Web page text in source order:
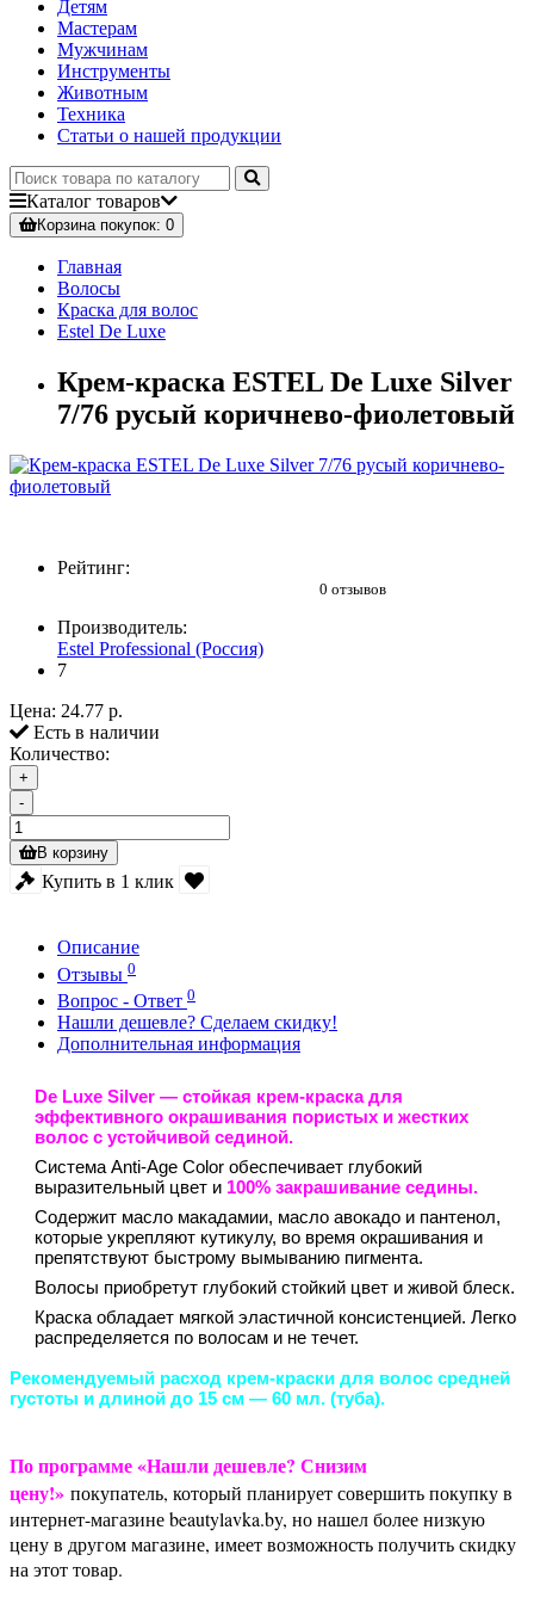
Детям
Мастерам
Мужчинам
Инструменты
Животным
Техника
Статьи о нашей продукции
Каталог товаров
Корзинапокупок: 0
Главная
Волосы
Краска для волос
Estel De Luxe
Крем-краска ESTEL De Luxe Silver
7/76 русый коричнево-фиолетовый
Рейтинг:
0 отзывов
Производитель:
Estel Professional (Россия)
7
Цена: 24.77 р.
Есть в наличии
Количество:
+
-
В корзину
Купить в 1 клик
Описание
Отзывы 0
Вопрос - Ответ 0
Нашли дешевле? Сделаем скидку!
Дополнительная информация
De Luxe Silver — стойкая крем-краска для
эффективного окрашивания пористых и жестких
волос с устойчивой сединой.
Система Anti-Age Color обеспечивает глубокий
выразительный цвет и 100% закрашивание седины.
Содержит масло макадамии, масло авокадо и пантенол,
которые укрепляют кутикулу, во время окрашивания и
препятствуют быстрому вымыванию пигмента.
Волосы приобретут глубокий стойкий цвет и живой блеск.
Краска обладает мягкой эластичной консистенцией. Легко
распределяется по волосам и не течет.
Рекомендуемый расход крем-краски для волос средней
густоты и длиной до 15 см — 60 мл. (туба).
По программе «Нашли дешевле? Снизим
цену!» покупатель, который планирует совершить покупку в
интернет-магазине beautylavka.by, но нашел более низкую
цену в другом магазине, имеет возможность получить скидку
на этот товар.